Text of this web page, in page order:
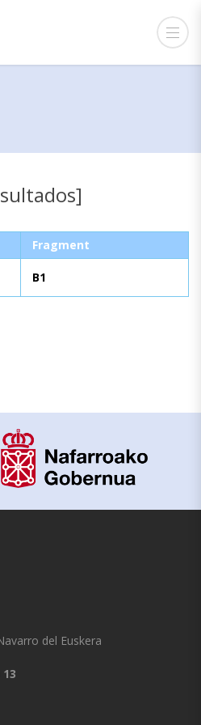
Fragment
B1
del Euskera